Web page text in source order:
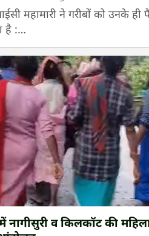
महामारी ने गरीबों को उनके ही
है :…
नागीसुरी व किलकॉट की